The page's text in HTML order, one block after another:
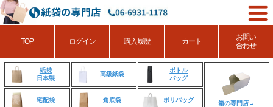
紙袋
日本製
高級紙袋
ボトル
バッグ
箱の専門店→
宅配袋 角底袋 ポリバッグ
TOP ログイン 購入履歴 カート
お問い
合わせ